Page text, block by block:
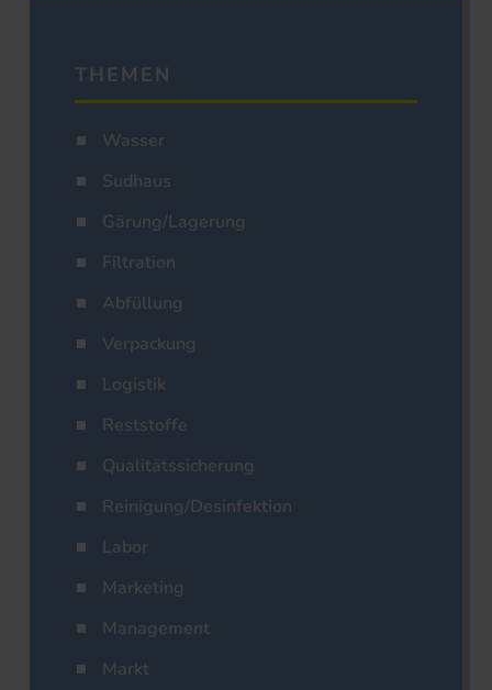
THEMEN
Wasser
Sudhaus
Gärung/Lagerung
Filtration
Abfüllung
Verpackung
Logistik
Reststoffe
Qualitätssicherung
Reinigung/Desinfektion
Labor
Marketing
Management
Markt